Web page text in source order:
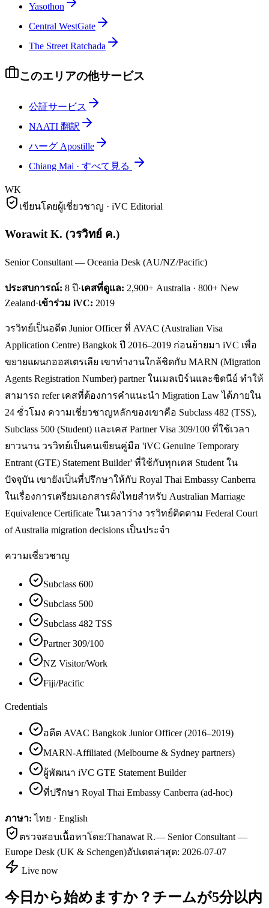
Yasothon
Central WestGate
The Street Ratchada
このエリアの他サービス
公証サービス
NAATI 翻訳
ハーグ Apostille
Chiang Mai · すべて見る
WK
เขียนโดยผู้เชี่ยวชาญ · iVC Editorial
Worawit K. (วรวิทย์ ค.)
Senior Consultant — Oceania Desk (AU/NZ/Pacific)
ประสบการณ์: 8 ปี·เคสที่ดูแล: 2,900+ Australia · 800+ New
Zealand·เข้าร่วม iVC: 2019
วรวิทย์เป็นอดีต Junior Officer ที่ AVAC (Australian Visa
Application Centre) Bangkok ปี 2016–2019 ก่อนย้ายมา iVC เพื่อ
ขยายแผนกออสเตรเลีย เขาทำงานใกล้ชิดกับ MARN (Migration
Agents Registration Number) partner ในเมลเบิร์นและซิดนีย์ ทำให้
สามารถ refer เคสที่ต้องการคำแนะนำ Migration Law ได้ภายใน
24 ชั่วโมง ความเชี่ยวชาญหลักของเขาคือ Subclass 482 (TSS),
Subclass 500 (Student) และเคส Partner Visa 309/100 ที่ใช้เวลา
ยาวนาน วรวิทย์เป็นคนเขียนคู่มือ 'iVC Genuine Temporary
Entrant (GTE) Statement Builder' ที่ใช้กับทุกเคส Student ใน
ปัจจุบัน เขายังเป็นที่ปรึกษาให้กับ Royal Thai Embassy Canberra
ในเรื่องการเตรียมเอกสารฝั่งไทยสำหรับ Australian Marriage
Equivalence Certificate ในเวลาว่าง วรวิทย์ติดตาม Federal Court
of Australia migration decisions เป็นประจำ
ความเชี่ยวชาญ
Subclass 600
Subclass 500
Subclass 482 TSS
Partner 309/100
NZ Visitor/Work
Fiji/Pacific
Credentials
อดีต AVAC Bangkok Junior Officer (2016–2019)
MARN-Affiliated (Melbourne & Sydney partners)
ผู้พัฒนา iVC GTE Statement Builder
ที่ปรึกษา Royal Thai Embassy Canberra (ad-hoc)
ภาษา: ไทย · English
ตรวจสอบเนื้อหาโดย:Thanawat R.— Senior Consultant —
Europe Desk (UK & Schengen)อัปเดตล่าสุด: 2026-07-07
Live now
今日から始めますか？チームが5分以内